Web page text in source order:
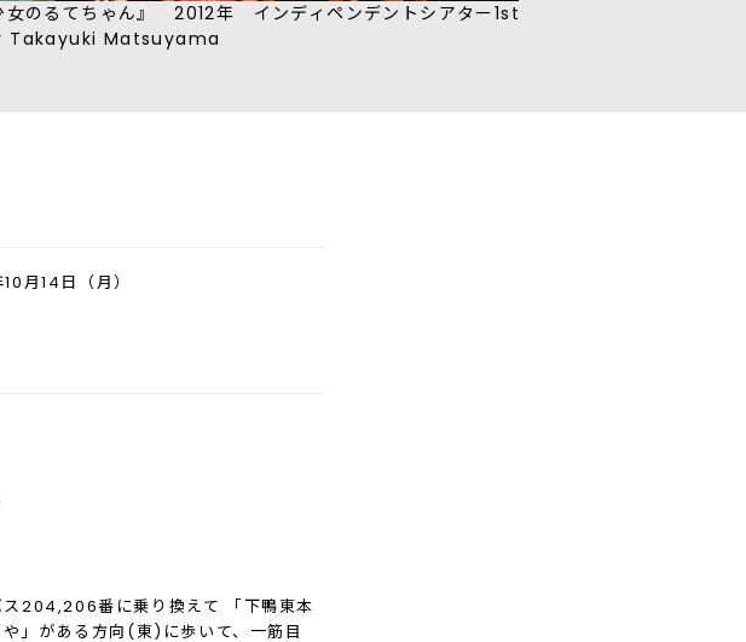
女のるてちゃん』 2012年 インディペンデントシアター1st
Takayuki Matsuyama
月14日（月）
204,206番に乗り換えて 「下鴨東本
」がある方向(東)に歩いて、一筋目